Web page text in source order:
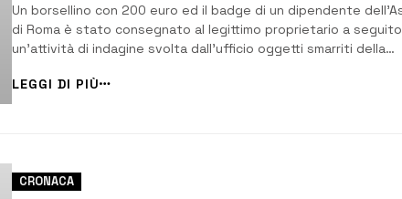
Un borsellino con 200 euro ed il badge di un dipendente
di Roma è stato consegnato al legittimo proprietario a
un’attività di indagine svolta dall’ufficio oggetti smarriti della
di Siracusa, apparteneva ad un medico romano. Il
trovav...
LEGGI DI PIÙ
CRONACA